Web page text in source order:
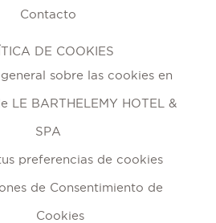
Contacto
DE COOKIES
sobre las cookies en
LE BARTHELEMY HOTEL &
SPA
preferencias de cookies
de Consentimiento de
Cookies